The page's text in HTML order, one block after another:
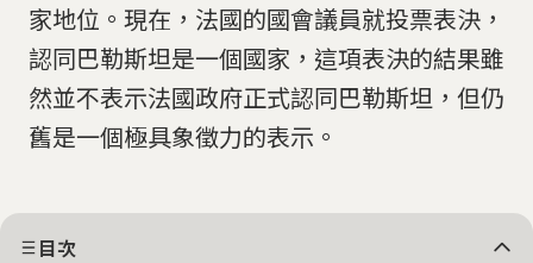
家地位。現在，法國的國會議員就投票表決，
認同巴勒斯坦是一個國家，這項表決的結果雖
然並不表示法國政府正式認同巴勒斯坦，但仍
舊是一個極具象徵力的表示。
目次